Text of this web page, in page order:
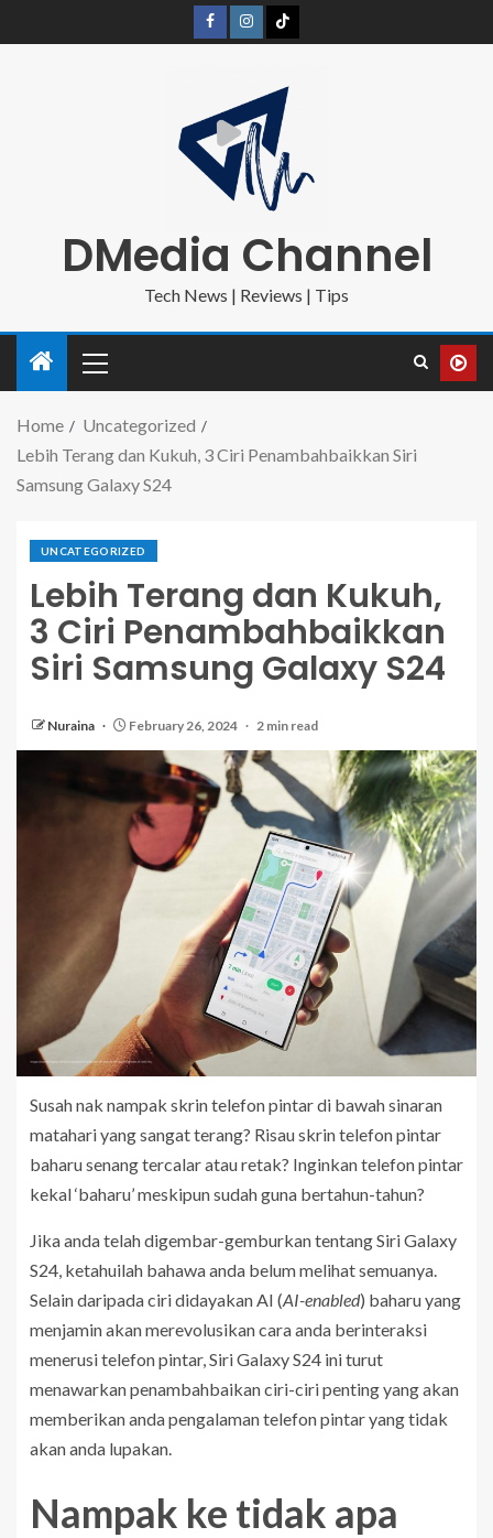
DMedia Channel
Tech News | Reviews | Tips
Home
Uncategorized
Lebih Terang dan Kukuh, 3 Ciri Penambahbaikkan Siri
Samsung Galaxy S24
UNCATEGORIZED
Lebih Terang dan Kukuh,
3 Ciri Penambahbaikkan
Siri Samsung Galaxy S24
Nuraina February 26, 2024 2 min read
Susah nak nampak skrin telefon pintar di bawah sinaran
matahari yang sangat terang? Risau skrin telefon pintar
baharu senang tercalar atau retak? Inginkan telefon pintar
kekal ‘baharu’ meskipun sudah guna bertahun-tahun?
Jika anda telah digembar-gemburkan tentang Siri Galaxy
S24, ketahuilah bahawa anda belum melihat semuanya.
Selain daripada ciri didayakan AI (AI-enabled) baharu yang
menjamin akan merevolusikan cara anda berinteraksi
menerusi telefon pintar, Siri Galaxy S24 ini turut
menawarkan penambahbaikan ciri-ciri penting yang akan
memberikan anda pengalaman telefon pintar yang tidak
akan anda lupakan.
Nampak ke tidak apa